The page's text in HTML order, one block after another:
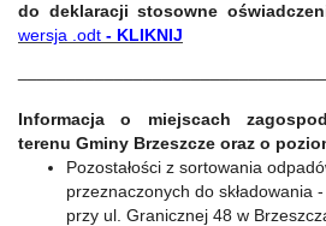
do deklaracji stosowne
wersja .odt - KLIKNIJ
Informacja o miejscach
terenu Gminy Brzeszcze oraz o
Pozostałości z sortowania
przeznaczonych do składowania
przy ul. Granicznej 48 w